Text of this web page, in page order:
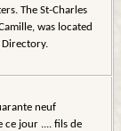
The St-Charles
was located
neuf
ce jour .... fils de